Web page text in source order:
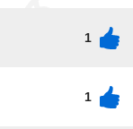
1
1